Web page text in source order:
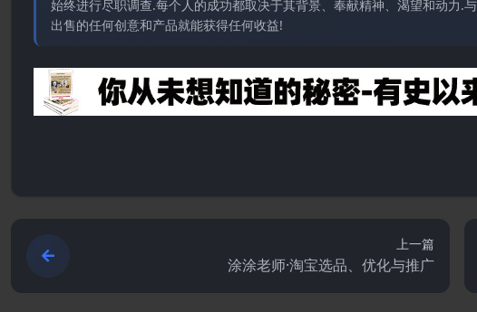
始终进行尽职调查.每个人的成功都取决于其背景、奉献精神、渴望和动力.
出售的任何创意和产品就能获得任何收益!
上一篇
涂涂老师·淘宝选品、优化与推广